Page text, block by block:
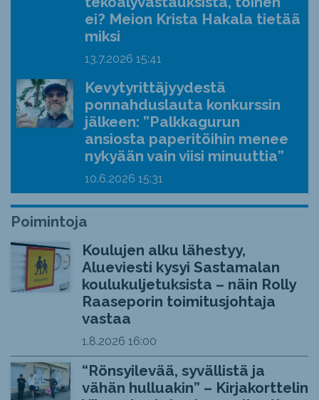
ei? Meion Krista Hakala tietää
miksi
13.7.2026 15:41
Kevytyrittäjyydestä
ponnahduslauta konkurssin
jälkeen: ”Palkkagurun
ansiosta paperitöihin menee
nykyään vain viisi minuuttia”
10.6.2026 15:31
Poimintoja
Koulujen alku lähestyy,
Alueviesti kysyi Sastamalan
koulukuljetuksista – näin Rolly
Raaseporin toimitusjohtaja
vastaa
1.8.2026 16:00
“Rönsyilevää, syvällistä ja
vähän hulluakin” – Kirjakorttelin